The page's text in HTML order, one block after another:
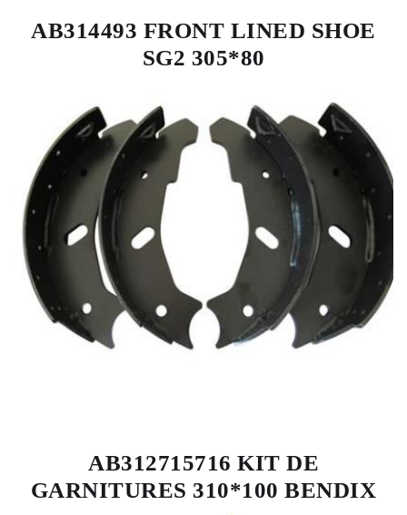
AB314493 FRONT LINED SHOE
SG2 305*80
AB312715716 KIT DE
GARNITURES 310*100 BENDIX